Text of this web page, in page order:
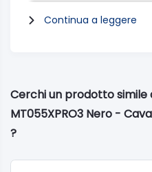
Lo 055XPRO3 è un
Continua a leggere
Cerchi un prodotto
MT055XPRO3 Nero -
?